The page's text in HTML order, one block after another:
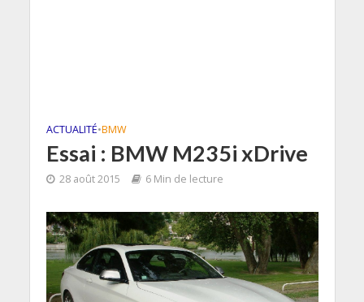
ACTUALITÉ•BMW
Essai : BMW M235i xDrive
28 août 2015 6 Min de lecture